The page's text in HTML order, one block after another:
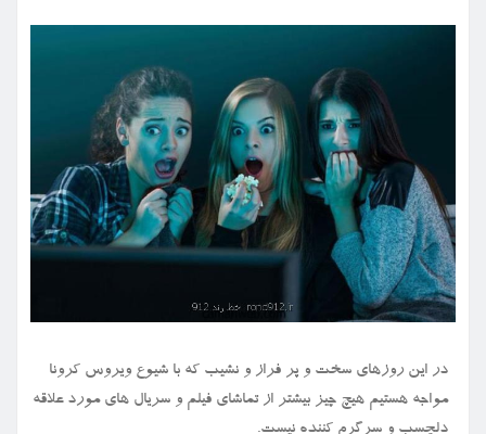
در این روزهای سخت و پر فراز و نشیب که با شیوع ویروس کرونا
مواجه هستیم هیچ چیز بیشتر از تماشای فیلم و سریال های مورد علاقه
دلچسب و سرگرم کننده نیست.